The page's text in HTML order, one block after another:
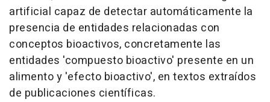
artificial capaz de detectar automáticamente la
presencia de entidades relacionadas con
conceptos bioactivos, concretamente las
entidades 'compuesto bioactivo' presente en un
alimento y 'efecto bioactivo', en textos extraídos
de publicaciones científicas.